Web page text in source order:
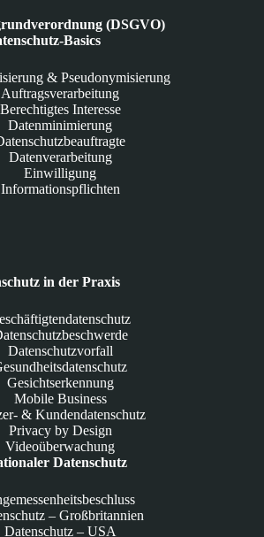
(DSGVO)
Basics
& Pseudonymisierung
Auftragsverarbeitung
Berechtigtes Interesse
Datenminimierung
Datenverarbeitung
Einwilligung
Informationspflichten
in der Praxis
Datenschutzvorfall
Gesichtserkennung
Mobile Business
& Kundendatenschutz
Privacy by Design
Videoüberwachung
Datenschutz
– Großbritannien
Datenschutz – USA